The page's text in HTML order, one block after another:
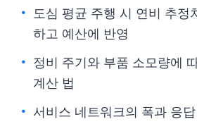
도심 평균 주행 시 연비 추정
하고 예산에 반영
정비 주기와 부품 소모량에
계산 법
서비스 네트워크의 폭과 응